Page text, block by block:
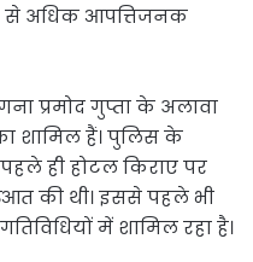
से अधिक आपत्तिजनक
प्रमोद गुप्ता के अलावा
शामिल हैं। पुलिस के
ही होटल किराए पर
की थी। इससे पहले भी
में शामिल रहा है।